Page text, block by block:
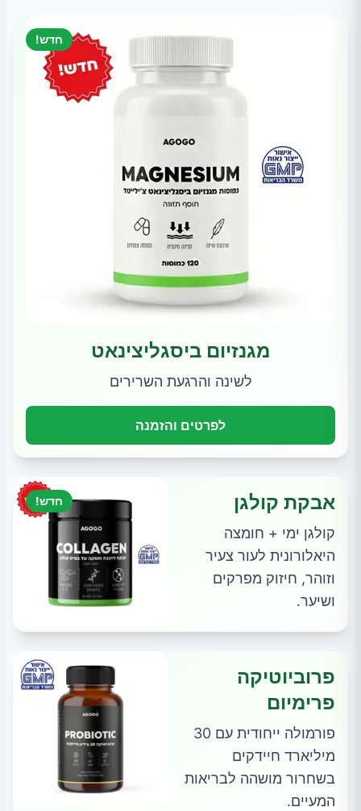
חדש!
מגנזיום ביסגליצינאט
לשינה והרגעת השרירים
לפרטים והזמנה
חדש! אבקת קולגן
קולגן ימי + חומצה
היאלורונית לעור צעיר
וזוהר, חיזוק מפרקים
ושיער.
פרוביוטיקה
פרימיום
פורמולה ייחודית עם 30
מיליארד חיידקים
בשחרור מושהה לבריאות
המעיים.